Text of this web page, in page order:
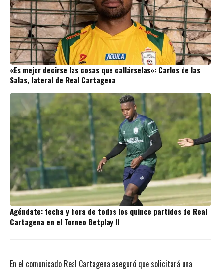
«Es mejor decirse las cosas que callárselas»: Carlos de las
Salas, lateral de Real Cartagena
Agéndate: fecha y hora de todos los quince partidos de Real
Cartagena en el Torneo Betplay II
En el comunicado Real Cartagena aseguró que solicitará una